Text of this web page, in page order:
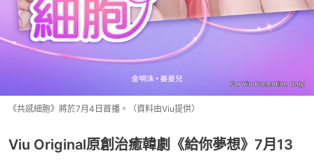
《共感細胞》將於7月4日首播。（資料由Viu提供）
Viu Original原創治癒韓劇《給你夢想》7月13